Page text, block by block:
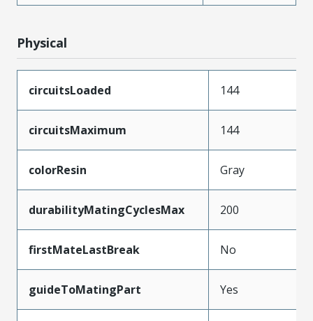
Physical
circuitsLoaded 144
circuitsMaximum 144
colorResin Gray
durabilityMatingCyclesMax 200
firstMateLastBreak No
guideToMatingPart Yes